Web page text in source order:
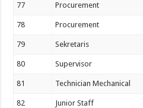
77 Procurement
78 Procurement
79 Sekretaris
80 Supervisor
81 Technician Mechanical
82 Junior Staff